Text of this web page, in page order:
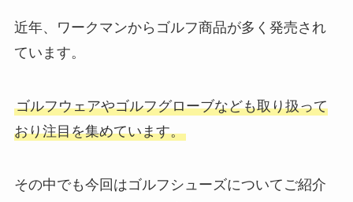
近年、ワークマンからゴルフ商品が多く発売され
ています。
ゴルフウェアやゴルフグローブなども取り扱って
おり注目を集めています。
その中でも今回はゴルフシューズについてご紹介